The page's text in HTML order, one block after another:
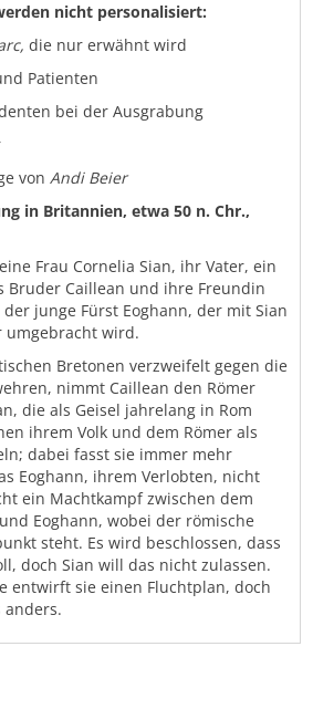
nicht personalisiert:
die nur erwähnt wird
Patienten
bei der Ausgrabung
vonAndi Beier
in Britannien, etwa 50 n. Chr.,
Frau Cornelia Sian, ihr Vater, ein
Bruder Caillean und ihre Freundin
junge Fürst Eoghann, der mit Sian
umgebracht wird.
Bretonen verzweifelt gegen die
nimmt Caillean den Römer
die als Geisel jahrelang in Rom
ihrem Volk und dem Römer als
dabei fasst sie immer mehr
Eoghann, ihrem Verlobten, nicht
ein Machtkampf zwischen dem
Eoghann, wobei der römische
steht. Es wird beschlossen, dass
doch Sian will das nicht zulassen.
entwirft sie einen Fluchtplan, doch
anders.